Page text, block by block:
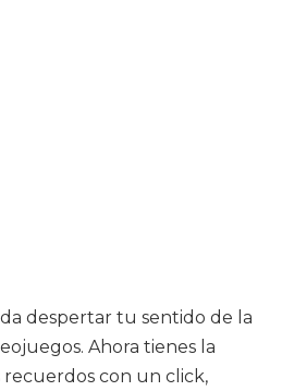
despertar tu sentido de la
Ahora tienes la
recuerdos con un click,